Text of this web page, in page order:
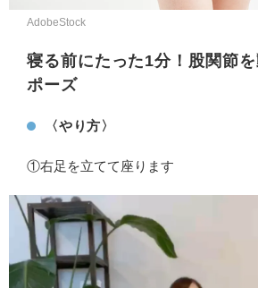
AdobeStock
寝る前にたった1分！股関節
ポーズ
〈やり方〉
①右足を立てて座ります